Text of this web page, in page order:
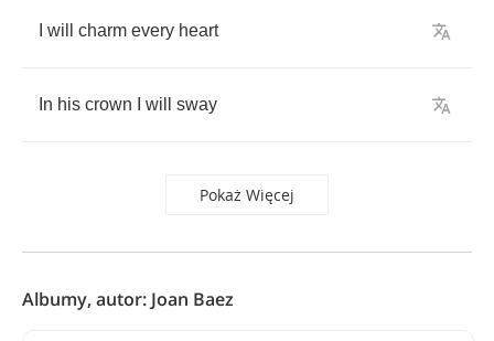
will charm every heart
In his crown will sway
Pokaż Więcej
Albumy, autor: Joan Baez